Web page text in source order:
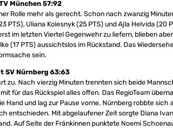
München 57:92
Rolle mehr als gerecht. Schon nach zwanzig
PTS), Uliana Kolesnyk (25 PTS) und Ajla Helvida (20
im letzten Viertel Gegenwehr zu liefern, blieben
(17 PTS) aussichtslos im Rückstand. Das
sein.
SV Nürnberg 63:63
zu. Nach vierzig Minuten trennten sich beide
für das Rückspiel alles offen. Das RegioTeam
Hand und lag zur Pause vorne. Nürnberg robbte sich
entschieden. Mit abgelaufener Zeit sorgte Diana
Auf Seite der Fränkinnen punktete Noemi